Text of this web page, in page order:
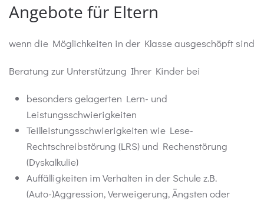
Angebote für Eltern
wenn die Möglichkeiten in der Klasse ausgeschöpft sind
Beratung zur Unterstützung Ihrer Kinder bei
besonders gelagerten Lern- und
Leistungsschwierigkeiten
Teilleistungsschwierigkeiten wie Lese-
Rechtschreibstörung (LRS) und Rechenstörung
(Dyskalkulie)
Auffälligkeiten im Verhalten in der Schule z.B.
(Auto-)Aggression, Verweigerung, Ängsten oder